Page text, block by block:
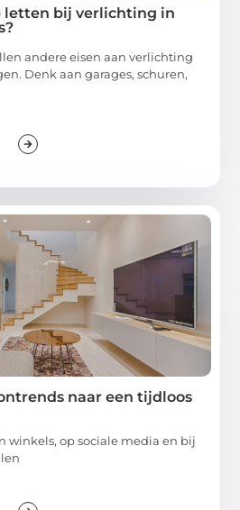
letten bij verlichting in
andere eisen aan verlichting
Denk aan garages, schuren,
naar een tijdloos
winkels, op sociale media en bij